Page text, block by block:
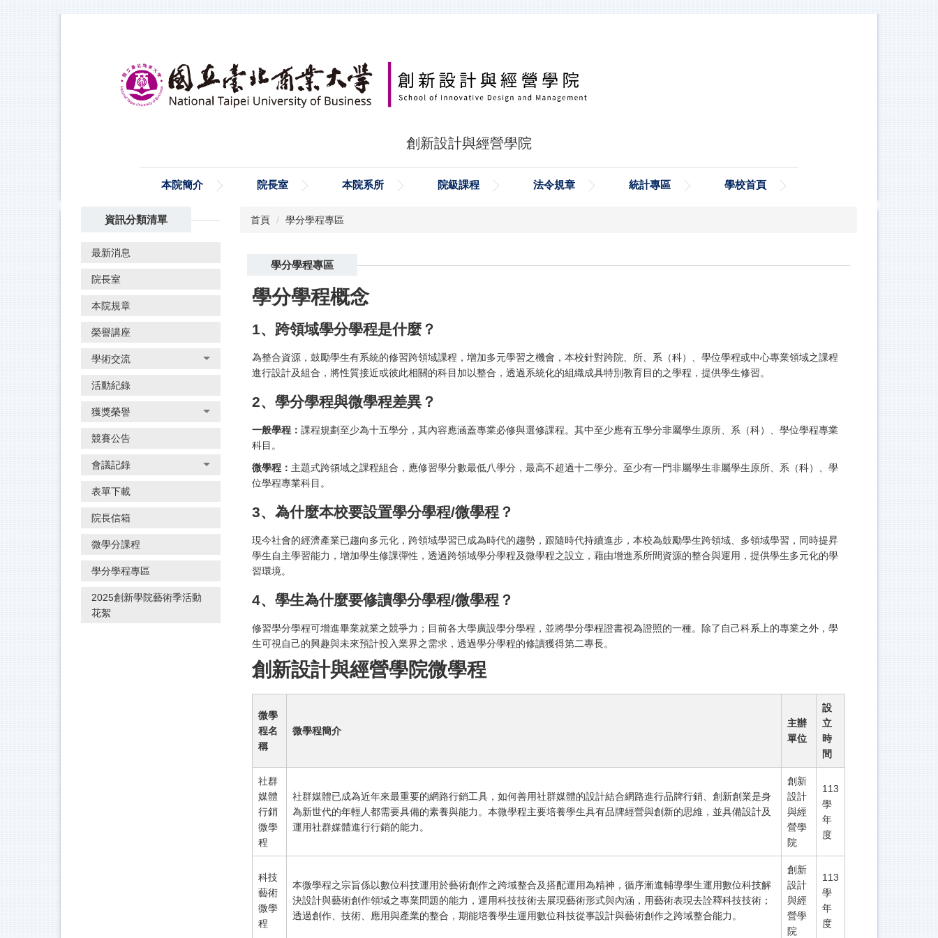
創新設計與經營學院
本院簡介 院長室 本院系所 院級課程 法令規章 統計專區 學校首頁
資訊分類清單
最新消息
院長室
本院規章
榮譽講座
學術交流
活動紀錄
獲獎榮譽
競賽公告
會議記錄
表單下載
院長信箱
微學分課程
學分學程專區
2025創新學院藝術季活動
花絮
首頁 學分學程專區
學分學程專區
學分學程概念
1、跨領域學分學程是什麼？
為整合資源，鼓勵學生有系統的修習跨領域課程，增加多元學習之機會，本校針對跨院、所、系（科）、學位學程或中心專業領域之課程
進行設計及組合，將性質接近或彼此相關的科目加以整合，透過系統化的組織成具特別教育目的之學程，提供學生修習。
2、學分學程與微學程差異？
一般學程： 課程規劃至少為十五學分，其內容應涵蓋專業必修與選修課程。其中至少應有五學分非屬學生原所、系（科）、學位學程專業
科目。
微學程： 主題式跨領域之課程組合，應修習學分數最低八學分，最高不超過十二學分。至少有一門非屬學生非屬學生原所、系（科）、學
位學程專業科目。
3、為什麼本校要設置學分學程/微學程？
現今社會的經濟產業已趨向多元化，跨領域學習已成為時代的趨勢，跟隨時代持續進步，本校為鼓勵學生跨領域、多領域學習，同時提昇
學生自主學習能力，增加學生修課彈性，透過跨領域學分學程及微學程之設立，藉由增進系所間資源的整合與運用，提供學生多元化的學
習環境。
4、學生為什麼要修讀學分學程/微學程？
修習學分學程可增進畢業就業之競爭力；目前各大學廣設學分學程，並將學分學程證書視為證照的一種。除了自己科系上的專業之外，學
生可視自己的興趣與未來預計投入業界之需求，透過學分學程的修讀獲得第二專長。
創新設計與經營學院微學程
微學
程名
稱
微學程簡介
主辦
單位
設
立
時
間
社群
媒體
行銷
微學
程
社群媒體已成為近年來最重要的網路行銷工具，如何善用社群媒體的設計結合網路進行品牌行銷、創新創業是身
為新世代的年輕人都需要具備的素養與能力。本微學程主要培養學生具有品牌經營與創新的思維，並具備設計及
運用社群媒體進行行銷的能力。
創新
設計
與經
營學
院
113
學
年
度
科技
藝術
微學
程
本微學程之宗旨係以數位科技運用於藝術創作之跨域整合及搭配運用為精神，循序漸進輔導學生運用數位科技解
決設計與藝術創作領域之專業問題的能力，運用科技技術去展現藝術形式與內涵，用藝術表現去詮釋科技技術；
透過創作、技術、應用與產業的整合，期能培養學生運用數位科技從事設計與藝術創作之跨域整合能力。
創新
設計
與經
營學
院
113
學
年
度